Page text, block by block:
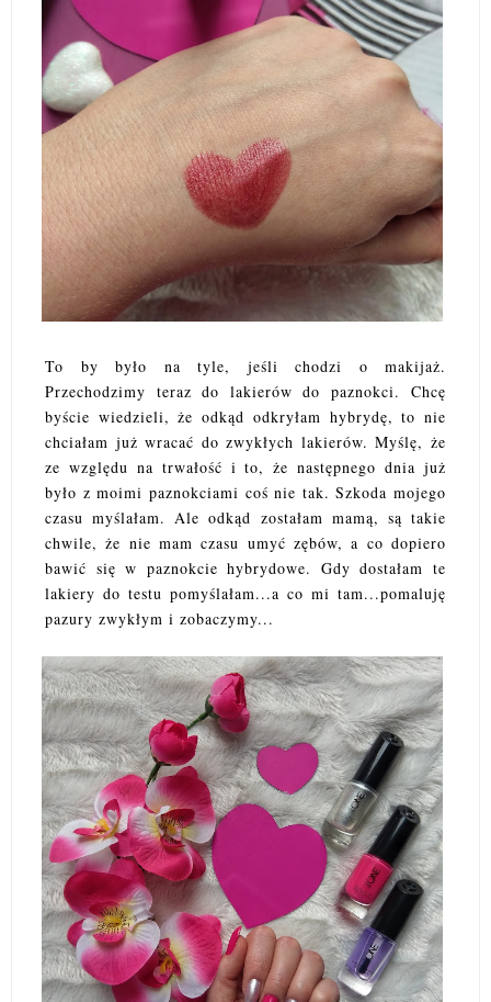
To by było na tyle, jeśli chodzi o makijaż.
Przechodzimy teraz do lakierów do paznokci. Chcę
byście wiedzieli, że odkąd odkryłam hybrydę, to nie
chciałam już wracać do zwykłych lakierów. Myślę, że
ze względu na trwałość i to, że następnego dnia już
było z moimi paznokciami coś nie tak. Szkoda mojego
czasu myślałam. Ale odkąd zostałam mamą, są takie
chwile, że nie mam czasu umyć zębów, a co dopiero
bawić się w paznokcie hybrydowe. Gdy dostałam te
lakiery do testu pomyślałam...a co mi tam...pomaluję
pazury zwykłym i zobaczymy...